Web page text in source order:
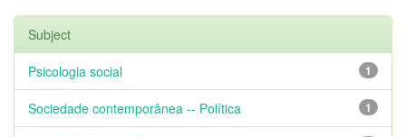
Subject
1
Psicologia social
1
Sociedade contemporânea -- Política